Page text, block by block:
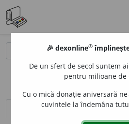
sinteza definițiilor (1) definiții
🎉 dexonline®
De un sfert de secol suntem
pentru milioane de
Cu o mică donație aniversară
cuvintele la îndemâna